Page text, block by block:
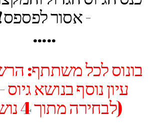
- אסור
.....
בונוס לכל משתתף:
עיון נוסף בנושא
(לבחירה מתוך 4 נושאים)